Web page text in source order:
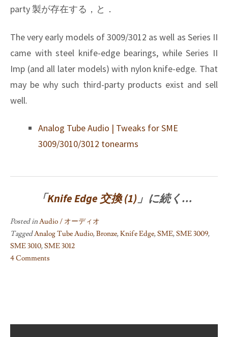
party 製が存在する，と．
The very early models of 3009/3012 as well as Series II
came with steel knife-edge bearings, while Series II
Imp (and all later models) with nylon knife-edge. That
may be why such third-party products exist and sell
well.
Analog Tube Audio | Tweaks for SME
3009/3010/3012 tonearms
「Knife Edge 交換 (1) 」に続く…
Posted inAudio / オーディオ
TaggedAnalog Tube Audio,Bronze,Knife Edge,SME,SME 3009,
SME 3010,SME 3012
4 Comments